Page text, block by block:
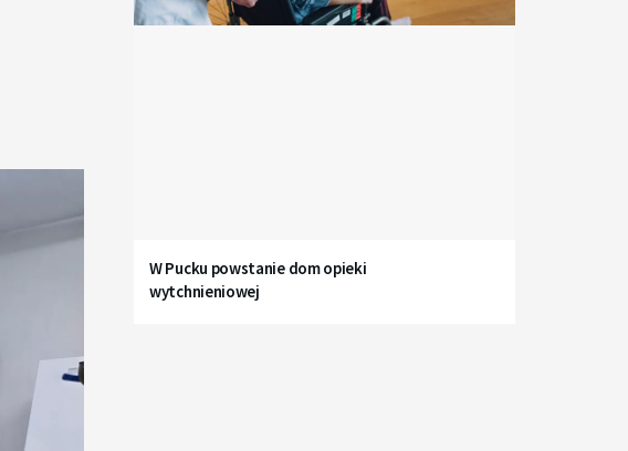
W Pucku powstanie dom opieki
wytchnieniowej